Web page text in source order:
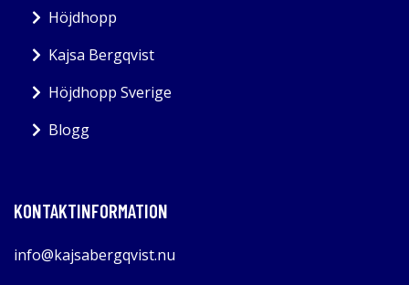
Höjdhopp
Kajsa Bergqvist
Höjdhopp Sverige
Blogg
KONTAKTINFORMATION
info@kajsabergqvist.nu